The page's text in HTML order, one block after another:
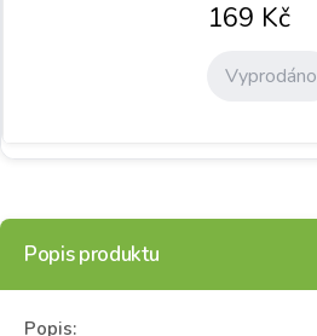
169 Kč
Vyprodáno
Popis produktu
Popis: